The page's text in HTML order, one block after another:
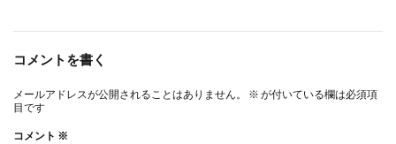
コメントを書く
メールアドレスが公開されることはありません。 ※ が付いている欄は必須項
目です
コメント ※